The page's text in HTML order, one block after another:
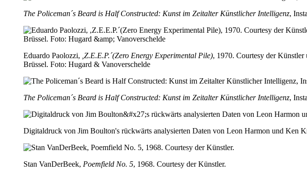
The Policeman´s Beard is Half Constructed: Kunst im Zeitalter Künstlicher Intelligenz,
Eduardo Paolozzi, ,Z.E.E.P.´(Zero Energy Experimental Pile), 1970. Courtesy der
Brüssel. Foto: Hugard & Vanoverschelde
The Policeman´s Beard is Half Constructed: Kunst im Zeitalter Künstlicher Intelligenz,
Digitaldruck von Jim Boulton's rückwärts analysierten Daten von Leon Harmon und Ken
Stan VanDerBeek, Poemfield No. 5, 1968. Courtesy der Künstler.